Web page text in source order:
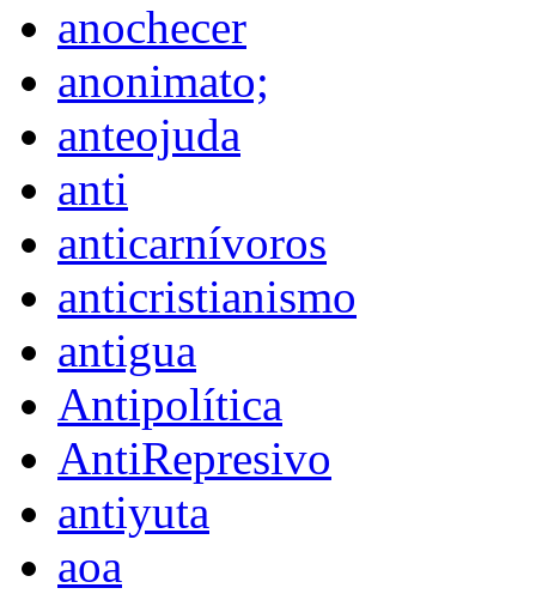
anochecer
anonimato;
anteojuda
anti
anticarnívoros
anticristianismo
antigua
Antipolítica
AntiRepresivo
antiyuta
aoa